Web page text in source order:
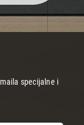
specijalne i